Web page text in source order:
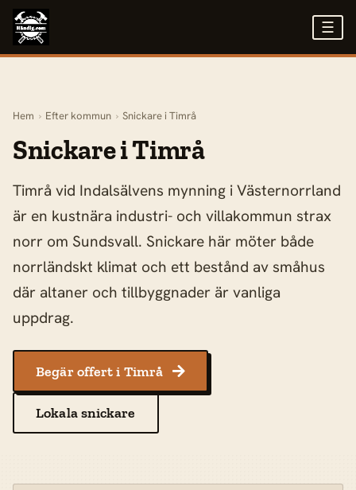
☰
Hem › Efter kommun › Snickare i Timrå
Snickare i Timrå
Timrå vid Indalsälvens mynning i Västernorrland
är en kustnära industri- och villakommun strax
norr om Sundsvall. Snickare här möter både
norrländskt klimat och ett bestånd av småhus
där altaner och tillbyggnader är vanliga
uppdrag.
Begär offert i Timrå 
Lokala snickare